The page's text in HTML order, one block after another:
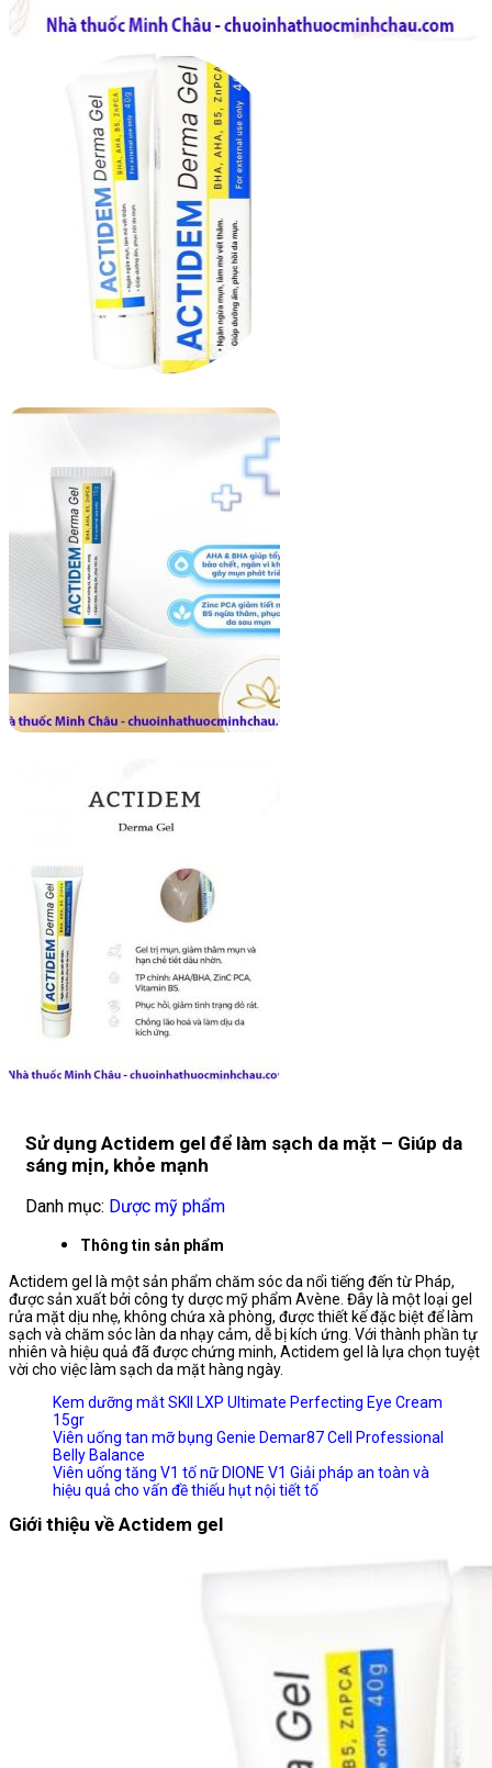
Sử dụng Actidem gel để làm sạch da mặt – Giúp da
sáng mịn, khỏe mạnh
Danh mục: Dược mỹ phẩm
Thông tin sản phẩm
Actidem gel là một sản phẩm chăm sóc da nổi tiếng đến từ Pháp,
được sản xuất bởi công ty dược mỹ phẩm Avène. Đây là một loại gel
rửa mặt dịu nhẹ, không chứa xà phòng, được thiết kế đặc biệt để làm
sạch và chăm sóc làn da nhạy cảm, dễ bị kích ứng. Với thành phần tự
nhiên và hiệu quả đã được chứng minh, Actidem gel là lựa chọn tuyệt
vời cho việc làm sạch da mặt hàng ngày.
Kem dưỡng mắt SKII LXP Ultimate Perfecting Eye Cream
15gr
Viên uống tan mỡ bụng Genie Demar87 Cell Professional
Belly Balance
Viên uống tăng V1 tố nữ DIONE V1 Giải pháp an toàn và
hiệu quả cho vấn đề thiếu hụt nội tiết tố
Giới thiệu về Actidem gel